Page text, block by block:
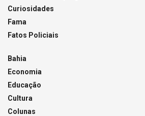
Curiosidades
Fama
Fatos Policiais
Bahia
Economia
Educação
Cultura
Colunas